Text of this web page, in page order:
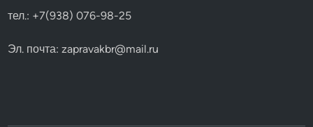
тел.: +7(938) 076-98-25
Эл. почта:zapravakbr@mail.ru